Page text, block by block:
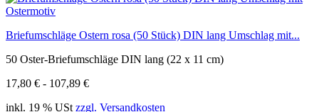
Briefumschläge Ostern rosa (50 Stück) DIN lang Umschlag mit...
50 Oster-Briefumschläge DIN lang (22 x 11 cm)
17,80 € - 107,89 €
inkl. 19 % USt zzgl. Versandkosten